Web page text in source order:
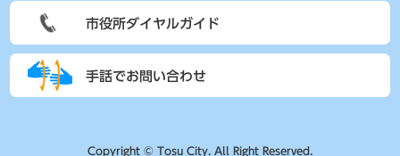
市役所ダイヤルガイド
手話でお問い合わせ
Copyright © Tosu City. All Right Reserved.